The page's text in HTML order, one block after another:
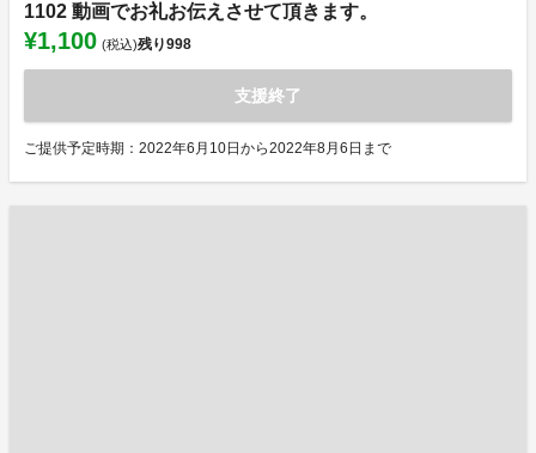
1102 動画でお礼お伝えさせて頂きます。
¥1,100 (税込)残り998
支援終了
ご提供予定時期：2022年6月10日から2022年8月6日まで